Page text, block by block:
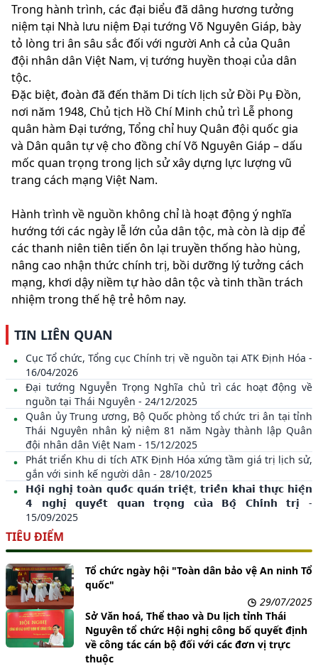
Trong hành trình, các đại biểu đã dâng hương tưởng
niệm tại Nhà lưu niệm Đại tướng Võ Nguyên Giáp, bày
tỏ lòng tri ân sâu sắc đối với người Anh cả của Quân
đội nhân dân Việt Nam, vị tướng huyền thoại của dân
tộc.
Đặc biệt, đoàn đã đến thăm Di tích lịch sử Đồi Pụ Đồn,
nơi năm 1948, Chủ tịch Hồ Chí Minh chủ trì Lễ phong
quân hàm Đại tướng, Tổng chỉ huy Quân đội quốc gia
và Dân quân tự vệ cho đồng chí Võ Nguyên Giáp – dấu
mốc quan trọng trong lịch sử xây dựng lực lượng vũ
trang cách mạng Việt Nam.
Hành trình về nguồn không chỉ là hoạt động ý nghĩa
hướng tới các ngày lễ lớn của dân tộc, mà còn là dịp để
các thanh niên tiên tiến ôn lại truyền thống hào hùng,
nâng cao nhận thức chính trị, bồi dưỡng lý tưởng cách
mạng, khơi dậy niềm tự hào dân tộc và tinh thần trách
nhiệm trong thế hệ trẻ hôm nay.
TIN LIÊN QUAN
Cục Tổ chức, Tổng cục Chính trị về nguồn tại ATK Định Hóa -
16/04/2026
Đại tướng Nguyễn Trọng Nghĩa chủ trì các hoạt động về
nguồn tại Thái Nguyên - 24/12/2025
Quân ủy Trung ương, Bộ Quốc phòng tổ chức tri ân tại tỉnh
Thái Nguyên nhân kỷ niệm 81 năm Ngày thành lập Quân
đội nhân dân Việt Nam - 15/12/2025
Phát triển Khu di tích ATK Định Hóa xứng tầm giá trị lịch sử,
gắn với sinh kế người dân - 28/10/2025
𝗛𝗼̣̂𝗶 𝗻𝗴𝗵𝗶̣ 𝘁𝗼𝗮̀𝗻 𝗾𝘂𝗼̂́𝗰 𝗾𝘂𝗮́𝗻 𝘁𝗿𝗶𝗲̣̂𝘁, 𝘁𝗿𝗶𝗲̂̉𝗻 𝗸𝗵𝗮𝗶 𝘁𝗵𝘂̛̣𝗰 𝗵𝗶𝗲̣̂𝗻
𝟰 𝗻𝗴𝗵𝗶̣ 𝗾𝘂𝘆𝗲̂́𝘁 𝗾𝘂𝗮𝗻 𝘁𝗿𝗼̣𝗻𝗴 𝗰𝘂̉𝗮 𝗕𝗼̣̂ 𝗖𝗵𝗶́𝗻𝗵 𝘁𝗿𝗶̣ -
15/09/2025
TIÊU ĐIỂM
Tổ chức ngày hội "Toàn dân bảo vệ An ninh Tổ
quốc"
29/07/2025
Sở Văn hoá, Thể thao và Du lịch tỉnh Thái
Nguyên tổ chức Hội nghị công bố quyết định
về công tác cán bộ đối với các đơn vị trực
thuộc